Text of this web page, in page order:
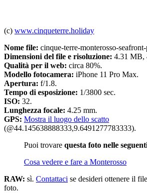
(c) www.cinqueterre.holiday
Nome file: cinque-terre-monterosso-
Dimensioni del file e risoluzione: 4.31 MB,
Qualità per il web: circa 80%.
Modello fotocamera: iPhone 11 Pro Max.
Apertura: f/1.8.
Tempo di esposizione: 1/3800 sec.
ISO: 32.
Lunghezza focale: 4.25 mm.
GPS: Mostra il luogo dello scatto
(@44.145638888333,9.6491277783333).
Puoi trovare questa foto nelle
Cosa vedere e fare a Monterosso
RAW: sì. Contattaci se desideri ottenere il
foto.